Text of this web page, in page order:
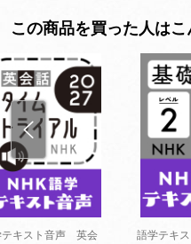
この商品を買った人は
テキスト音声 英会
語学テキ